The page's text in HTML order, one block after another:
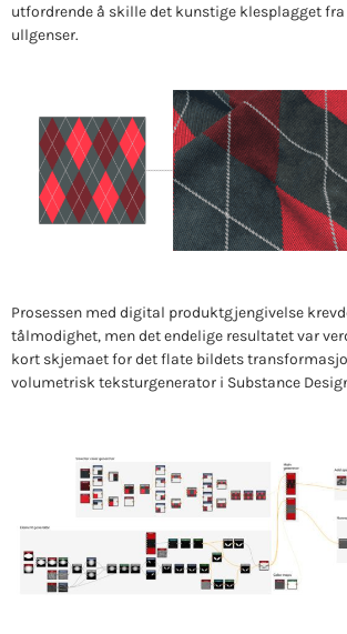
utfordrende å skille det kunstige klesplagget
ullgenser.
Prosessen med digital produktgjengivelse
tålmodighet, men det endelige resultatet var
kort skjemaet for det flate bildets
volumetrisk teksturgenerator i Substance